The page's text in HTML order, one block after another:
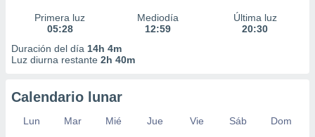
Primera luz
05:28
Mediodía
12:59
Última luz
20:30
Duración del día 14h 4m
Luz diurna restante 2h 40m
Calendario lunar
Lun Mar Mié Jue Vie Sáb
Dom